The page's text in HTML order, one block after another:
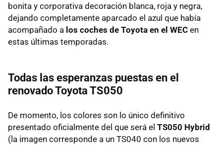
bonita y corporativa decoración blanca, roja y negra,
dejando completamente aparcado el azul que había
acompañado a los coches de Toyota en el WEC en
estas últimas temporadas.
Todas las esperanzas puestas en el
renovado Toyota TS050
De momento, los colores son lo único definitivo
presentado oficialmente del que será el TS050 Hybrid
(la imagen corresponde a un TS040 con los nuevos